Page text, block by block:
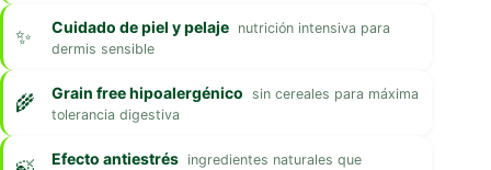
Cuidado de piel y pelaje nutrición intensiva para
dermis sensible
Grain free hipoalergénico sin cereales para máxima
tolerancia digestiva
Efecto antiestrés ingredientes naturales que